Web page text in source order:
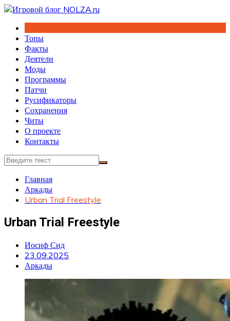
Перейти
содержимому
Топы
Факты
Деятели
Моды
Программы
Патчи
Русификаторы
Сохранения
Читы
О проекте
Контакты
Главная
Аркады
Urban Trial Freestyle
Urban Trial Freestyle
Иосиф Сид
23.09.2025
Аркады